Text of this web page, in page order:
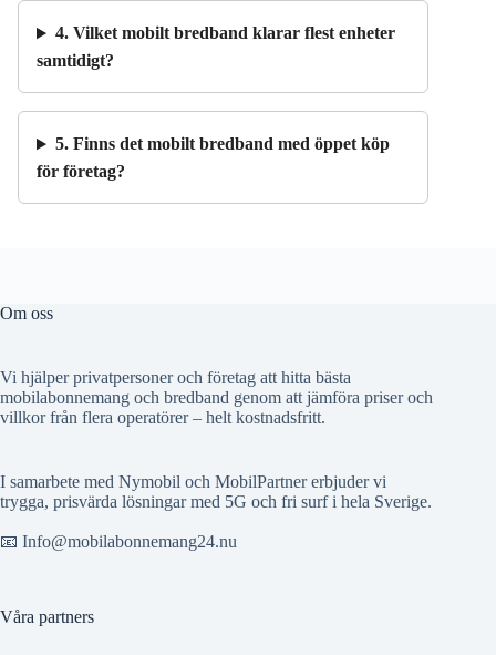
4. Vilket mobilt bredband klarar flest enheter
samtidigt?
5. Finns det mobilt bredband med öppet köp
för företag?
Om oss
Vi hjälper privatpersoner och företag att hitta bästa
mobilabonnemang och bredband genom att jämföra priser och
villkor från flera operatörer – helt kostnadsfritt.
I samarbete med Nymobil och MobilPartner erbjuder vi
trygga, prisvärda lösningar med 5G och fri surf i hela Sverige.
📧 Info@mobilabonnemang24.nu
Våra partners